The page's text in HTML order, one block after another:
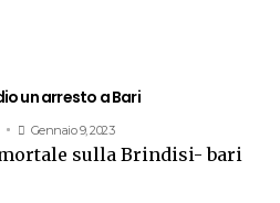
un arresto a Bari
Gennaio 9, 2023